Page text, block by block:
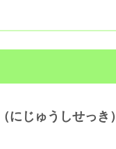
にじゅうしせっき）